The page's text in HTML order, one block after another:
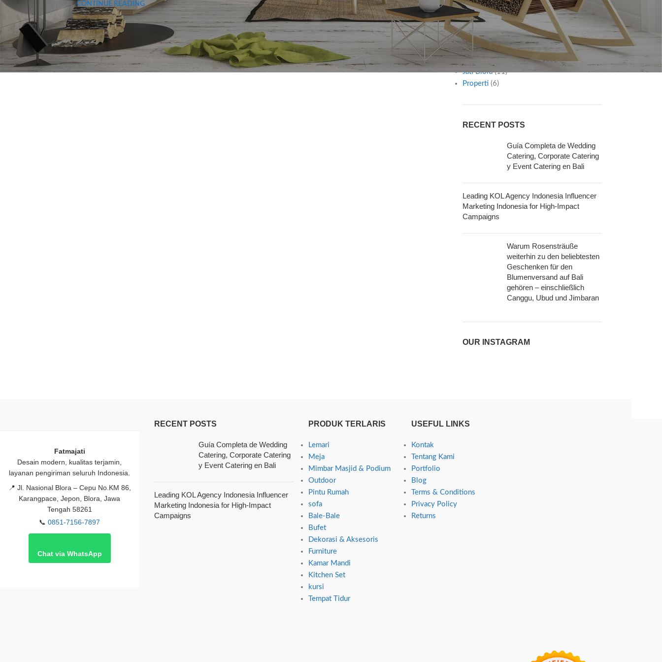
CONTINUE READING
Furniture(1)
Gaya Hidup
(12)
Inspiration
(8)
Interior Ideas(7)
Jasa & Layanan
(30)
Jati Blora(11)
Properti(6)
RECENT POSTS
Guía Completa de Wedding
Catering, Corporate Catering
y Event Catering en Bali
Leading KOL Agency Indonesia Influencer
Marketing Indonesia for High-Impact
Campaigns
Warum Rosensträuße
weiterhin zu den beliebtesten
Geschenken für den
Blumenversand auf Bali
gehören – einschließlich
Canggu, Ubud und Jimbaran
OUR INSTAGRAM
Fatmajati
Desain modern, kualitas terjamin,
layanan pengiriman seluruh Indonesia.
📍 Jl. Nasional Blora – Cepu No.KM 86,
Karangpace, Jepon, Blora, Jawa
Tengah 58261
📞0851-7156-7897
Chat via WhatsApp
RECENT POSTS
Guía Completa de Wedding
Catering, Corporate Catering
y Event Catering en Bali
Leading KOL Agency Indonesia Influencer
Marketing Indonesia for High-Impact
Campaigns
PRODUK TERLARIS
Lemari
Meja
Mimbar Masjid & Podium
Outdoor
Pintu Rumah
sofa
Bale-Bale
Bufet
Dekorasi & Aksesoris
Furniture
Kamar Mandi
Kitchen Set
kursi
Tempat Tidur
USEFUL LINKS
Kontak
Tentang Kami
Portfolio
Blog
Terms & Conditions
Privacy Policy
Returns